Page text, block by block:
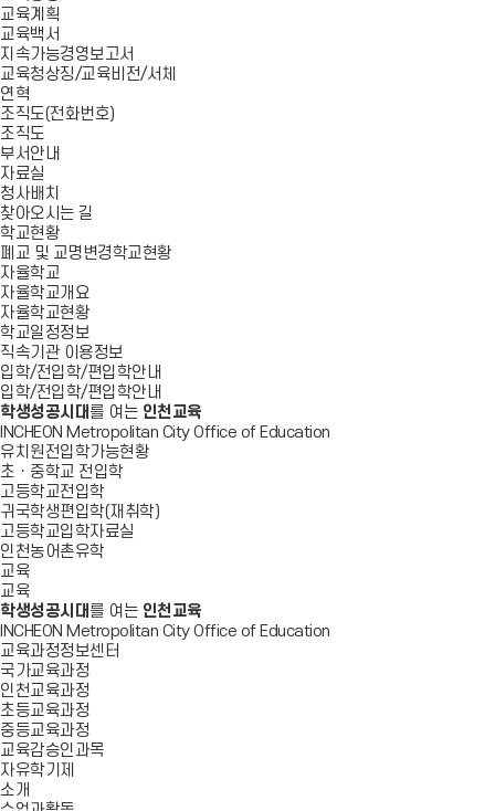
교육계획
교육백서
지속가능경영보고서
교육청상징/교육비전/서체
연혁
조직도(전화번호)
조직도
부서안내
자료실
청사배치
찾아오시는 길
학교현황
폐교 및 교명변경학교현황
자율학교
자율학교개요
자율학교현황
학교일정정보
직속기관 이용정보
입학/전입학/편입학안내
입학/전입학/편입학안내
학생성공시대 를 여는 인천교육
INCHEON Metropolitan City Office of Education
유치원전입학가능현황
초ㆍ중학교 전입학
고등학교전입학
귀국학생편입학(재취학)
고등학교입학자료실
인천농어촌유학
교육
교육
학생성공시대 를 여는 인천교육
INCHEON Metropolitan City Office of Education
교육과정정보센터
국가교육과정
인천교육과정
초등교육과정
중등교육과정
교육감승인과목
자유학기제
소개